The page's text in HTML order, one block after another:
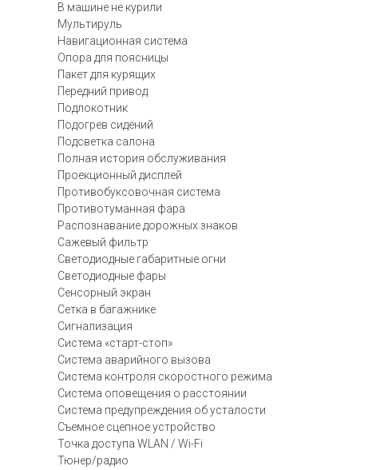
В машине не курили
Мультируль
Навигационная система
Опора для поясницы
Пакет для курящих
Передний привод
Подлокотник
Подогрев сидений
Подсветка салона
Полная история обслуживания
Проекционный дисплей
Противобуксовочная система
Противотуманная фара
Распознавание дорожных знаков
Сажевый фильтр
Светодиодные габаритные огни
Светодиодные фары
Сенсорный экран
Сетка в багажнике
Сигнализация
Система «старт-стоп»
Система аварийного вызова
Система контроля скоростного режима
Система оповещения о расстоянии
Система предупреждения об усталости
Съемное сцепное устройство
Точка доступа WLAN / Wi-Fi
Тюнер/радио